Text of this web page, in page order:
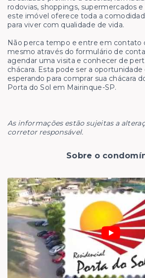
rodovias, shoppings, supermercados
este imóvel oferece toda a
para viver com qualidade de vida.
Não perca tempo e entre em contato
mesmo através do formulário de
agendar uma visita e conhecer de
chácara. Esta pode ser a
esperando para comprar sua chácara
Porta do Sol em Mairinque-SP.
As informações estão sujeitas a
corretor responsável.
Sobre o